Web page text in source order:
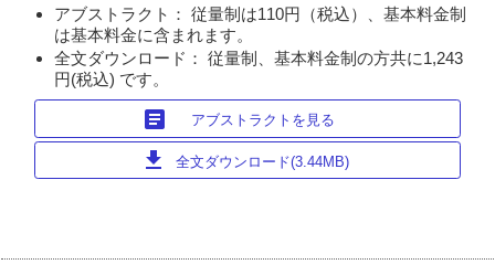
アブストラクト： 従量制は110円（税込）、基本料金制
は基本料金に含まれます。
全文ダウンロード： 従量制、基本料金制の方共に1,243
円(税込) です。
article アブストラクトを見る
download 全文ダウンロード(3.44MB)